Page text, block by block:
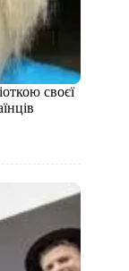
своєї